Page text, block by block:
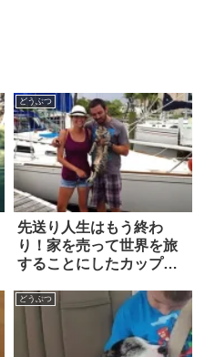
どうぶつ
先送り人生はもう終わ
り！家を売って世界を旅
することにしたカップル
どうぶつ